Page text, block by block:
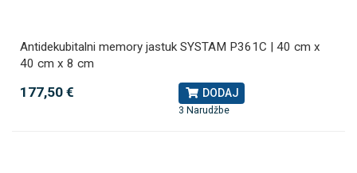
Antidekubitalni memory jastuk SYSTAM P361C | 40 cm x
40 cm x 8 cm
177,50 € DODAJ
3 Narudžbe